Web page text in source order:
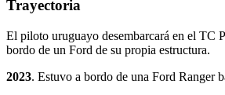
Trayectoria
El piloto uruguayo desembarcará en el TC
bordo de un Ford de su propia estructura.
2023. Estuvo a bordo de una Ford Ranger